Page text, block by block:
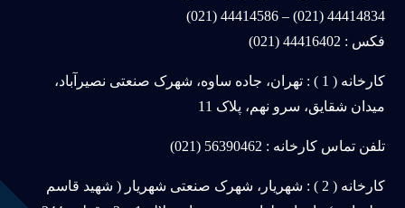
44414834 (021) – 44414586 (021)
فکس : 44416402 (021)
کارخانه ( 1 ) : تهران، جاده ساوه، شهرک صنعتی نصیرآباد،
میدان شقایق، سرو نهم، پلاک 11
تلفن تماس کارخانه : 56390462 (021)
کارخانه ( 2 ) : شهریار، شهرک صنعتی شهریار ( شهید قاسم